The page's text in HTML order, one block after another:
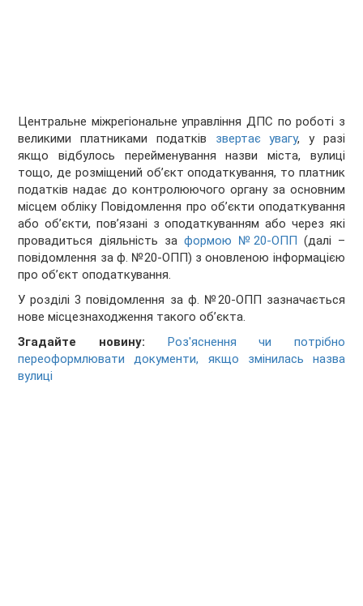
Центральне міжрегіональне управління ДПС по роботі з
великими платниками податків звертає увагу, у разі
якщо відбулось перейменування назви міста, вулиці
тощо, де розміщений об’єкт оподаткування, то платник
податків надає до контролюючого органу за основним
місцем обліку Повідомлення про об’єкти оподаткування
або об’єкти, пов’язані з оподаткуванням або через які
провадиться діяльність заформою №20-ОПП (далі –
повідомлення за ф. №20-ОПП) з оновленою інформацією
про об’єкт оподаткування.
У розділі 3 повідомлення за ф. №20-ОПП зазначається
нове місцезнаходження такого об’єкта.
Згадайте новину:
Роз'яснення чи потрібно
переоформлювати документи, якщо змінилась назва
вулиці